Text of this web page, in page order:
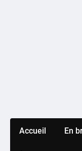
Accueil En